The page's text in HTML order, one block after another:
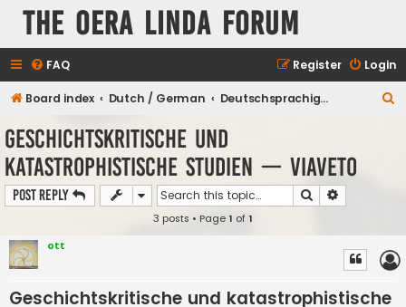
The Oera Linda Forum
FAQ Login
Register
Board index Dutch / German Deutschsprachiges Forum
Geschichtskritische und
katastrophistische Studien — ViaVeto
Post Reply Search
3 posts • Page1 of1
ott
Geschichtskritische und katastrophistische